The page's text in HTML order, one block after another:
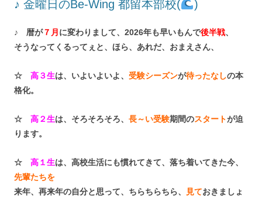
♪ 金曜日のBe-Wing 都留本部校( )
♪ 暦が７月 に変わりまして、2026年も早いもんで後半戦、
そうなってくるってぇと、ほら、あれだ、おまえさん、
☆ 高３生は、いよいよいよ、 受験シーズンが待ったなしの本
格化。
☆ 高２生は、そろそろそろ、 長～い受験期間のスタートが迫
ります。
☆ 高１生は、高校生活にも慣れてきて、落ち着いてきた今、
先輩たちを
来年、再来年の自分と思って、ちらちらちら、
見ておきましょ